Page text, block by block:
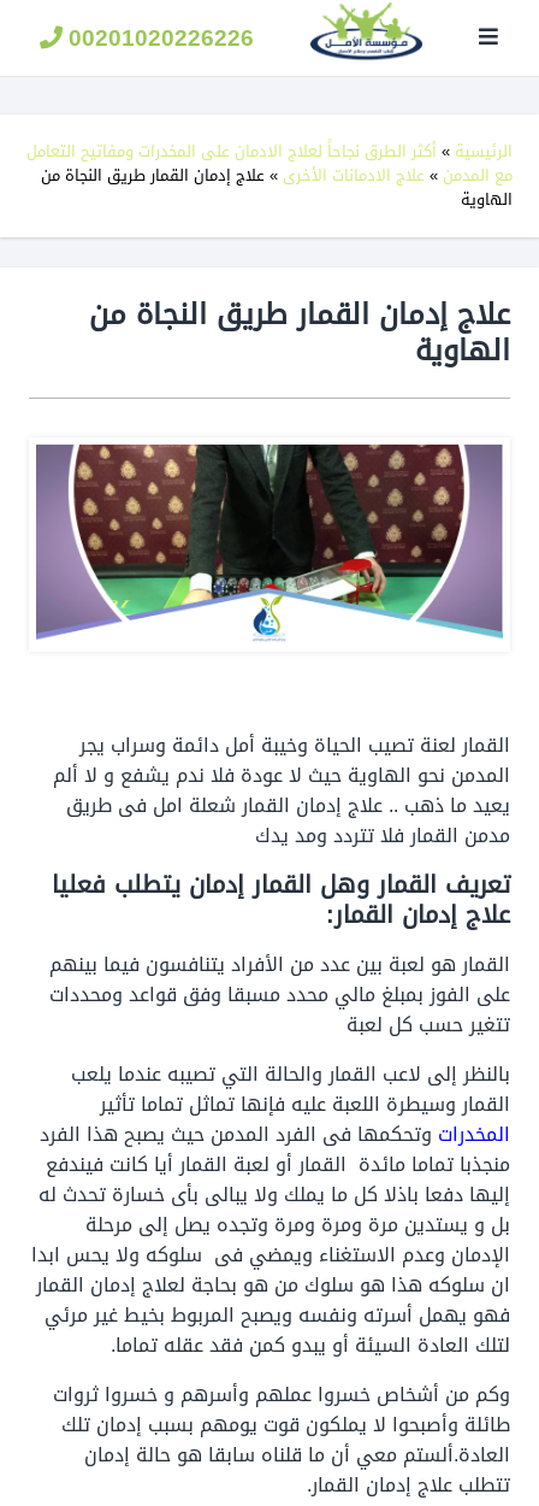
الامل
لعلاج
00201020226226
الرئيسية » أكثر الطرق نجاحاً لعلاج الادمان على المخدرات ومفاتيح التعامل
مع المدمن » علاج الادمانات الأخرى »علاج إدمان القمار طريق النجاة من
الهاوية
علاج إدمان القمار طريق النجاة من
الهاوية
القمار لعنة تصيب الحياة وخيبة أمل دائمة وسراب يجر
المدمن نحو الهاوية حيث لا عودة فلا ندم يشفع و لا ألم
يعيد ما ذهب .. علاج إدمان القمار شعلة امل فى طريق
مدمن القمار فلا تتردد ومد يدك
تعريف القمار وهل القمار إدمان يتطلب فعليا
علاج إدمان القمار:
القمار هو لعبة بين عدد من الأفراد يتنافسون فيما بينهم
على الفوز بمبلغ مالي محدد مسبقا وفق قواعد ومحددات
تتغير حسب كل لعبة
بالنظر إلى لاعب القمار والحالة التي تصيبه عندما يلعب
القمار وسيطرة اللعبة عليه فإنها تماثل تماما تأثير
المخدرات وتحكمها فى الفرد المدمن حيث يصبح هذا الفرد
منجذبا تماما مائدة القمار أو لعبة القمار أيا كانت فيندفع
إليها دفعا باذلا كل ما يملك ولا يبالى بأى خسارة تحدث له
بل و يستدين مرة ومرة ومرة وتجده يصل إلى مرحلة
الإدمان وعدم الاستغناء ويمضي فى سلوكه ولا يحس ابدا
ان سلوكه هذا هو سلوك من هو بحاجة لعلاج إدمان القمار
فهو يهمل أسرته ونفسه ويصبح المربوط بخيط غير مرئي
لتلك العادة السيئة أو يبدو كمن فقد عقله تماما.
وكم من أشخاص خسروا عملهم وأسرهم و خسروا ثروات
طائلة وأصبحوا لا يملكون قوت يومهم بسبب إدمان تلك
العادة.ألستم معي أن ما قلناه سابقا هو حالة إدمان
تتطلب علاج إدمان القمار.